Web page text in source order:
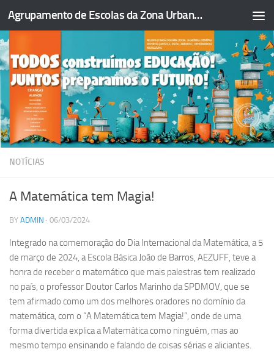
Skip to content Agrupamento de Escolas da Zona Urbana da Figueira da Foz
NOTÍCIAS
A Matemática tem Magia!
BY ADMIN · 06/03/2024
Integrado na comemoração do Dia Internacional da Matemática, a 5
de março de 2024, a Escola Básica João de Barros, AEZUFF, teve a
honra de receber o matemático que mais palestras tem realizado
no país, o professor Doutor Carlos Marinho da SPDMOV, que se
tem afirmado como um dos melhores oradores no domínio da
matemática, com o “A Matemática tem Magia!”, onde de uma
forma divertida explica a Matemática como ninguém, mas ao
mesmo tempo ensinando e falando de coisas sérias e aliciantes.